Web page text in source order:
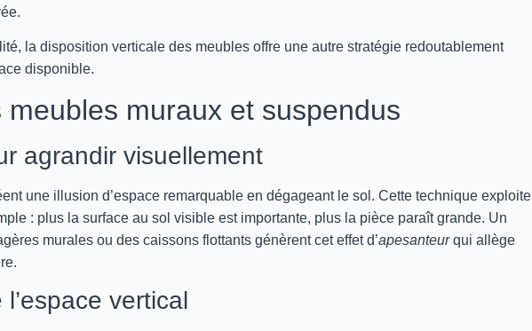
la disposition verticale des meubles offre une autre stratégie redoutablement
disponible.
meubles muraux et suspendus
agrandir visuellement
une illusion d’espace remarquable en dégageant le sol. Cette technique exploite
: plus la surface au sol visible est importante, plus la pièce paraît grande. Un
murales ou des caissons flottants génèrent cet effet d’apesanteurqui allège
l’espace vertical